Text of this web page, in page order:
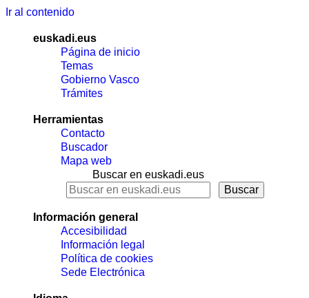
Ir al contenido
euskadi.eus
Página de inicio
Temas
Gobierno Vasco
Trámites
Herramientas
Contacto
Buscador
Mapa web
Buscar en euskadi.eus
Información general
Accesibilidad
Información legal
Política de cookies
Sede Electrónica